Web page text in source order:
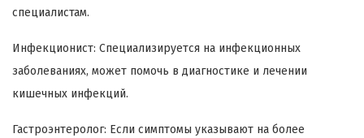
специалистам.
Инфекционист: Специализируется на инфекционных
заболеваниях, может помочь в диагностике и лечении
кишечных инфекций.
Гастроэнтеролог: Если симптомы указывают на более